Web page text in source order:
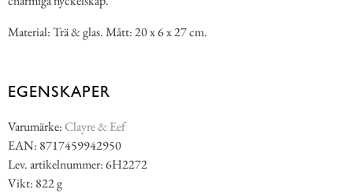
Material: Trä & glas. Mått: 20 x 6 x 27 cm.
EGENSKAPER
Varumärke:Clayre & Eef
EAN: 8717459942950
Lev. artikelnummer: 6H2272
Vikt: 822 g